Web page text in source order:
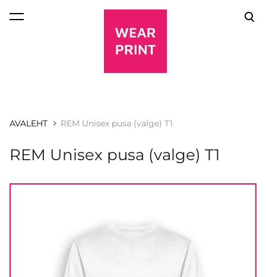
lisati ostukorvi.
AVALEHT REM Unisex pusa (valge) T1
REM Unisex pusa (valge) T1